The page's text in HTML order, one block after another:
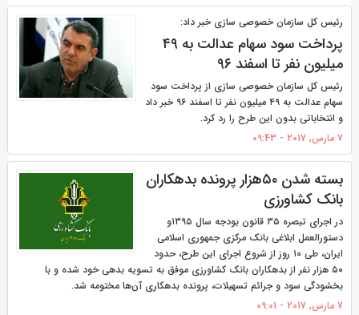
رئیس کل سازمان خصوصی سازی خبر داد:
پرداخت سود سهام عدالت به ۴۹
میلیون نفر تا اسفند ۹۶
رئیس کل سازمان خصوصی سازی از پرداخت سود
سهام عدالت به ۴۹ میلیون نفر تا اسفند ۹۶ خبر داد
و انتخاباتی بدون این طرح را رد کرد.
7 مارس, 2017 - 09:43
بسته شدن ۵۰هزار پرونده بدهکاران
بانک کشاورزی
در اجرای تبصره ۳۵ قانون بودجه سال ۱۳۹۵و
دستورالعمل ابلاغی بانک مرکزی جمهوری اسلامی
ایران، طی ۱۰ روز از شروع اجرای این طرح، حدود
۵۰ هزار نفر از بدهکاران بانک کشاورزی موفق به تسویه بدهی خود شده و با
بخشودگی سود و جرائم تسهیلات، پرونده بدهکاری آن‌ها مختومه شد.
7 مارس, 2017 - 09:01